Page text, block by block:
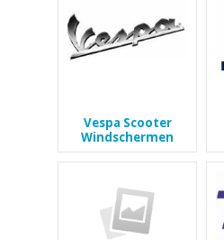
Vespa Scooter
Windschermen